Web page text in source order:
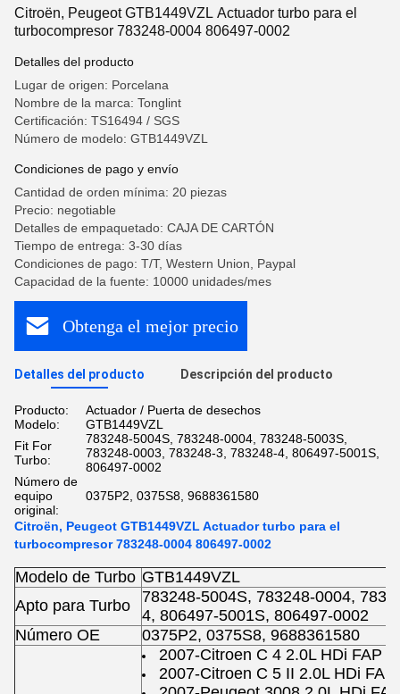
Citroën, Peugeot GTB1449VZL Actuador turbo para el
turbocompresor 783248-0004 806497-0002
Detalles del producto
Lugar de origen: Porcelana
Nombre de la marca: Tonglint
Certificación: TS16494 / SGS
Número de modelo: GTB1449VZL
Condiciones de pago y envío
Cantidad de orden mínima: 20 piezas
Precio: negotiable
Detalles de empaquetado: CAJA DE CARTÓN
Tiempo de entrega: 3-30 días
Condiciones de pago: T/T, Western Union, Paypal
Capacidad de la fuente: 10000 unidades/mes
Obtenga el mejor precio
Detalles del producto Descripción del producto
Producto:
Actuador / Puerta de desechos
Modelo:
GTB1449VZL
Fit For
Turbo:
783248-5004S, 783248-0004, 783248-5003S,
783248-0003, 783248-3, 783248-4, 806497-5001S,
806497-0002
Número de
equipo
original:
0375P2, 0375S8, 9688361580
Citroën, Peugeot GTB1449VZL Actuador turbo para el
turbocompresor 783248-0004 806497-0002
Modelo de Turbo GTB1449VZL
Apto para Turbo
783248-5004S, 783248-0004,
4, 806497-5001S, 806497-0002
Número OE
0375P2, 0375S8, 9688361580
2007-Citroen C 4 2.0L HDi FAP
2007-Citroen C 5 II 2.0L HDi